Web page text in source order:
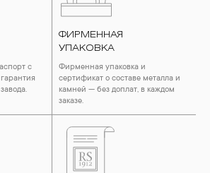
с
ФИРМЕННАЯ
УПАКОВКА
Фирменная упаковка и
сертификат о составе металла и
камней — без доплат, в каждом
заказе.